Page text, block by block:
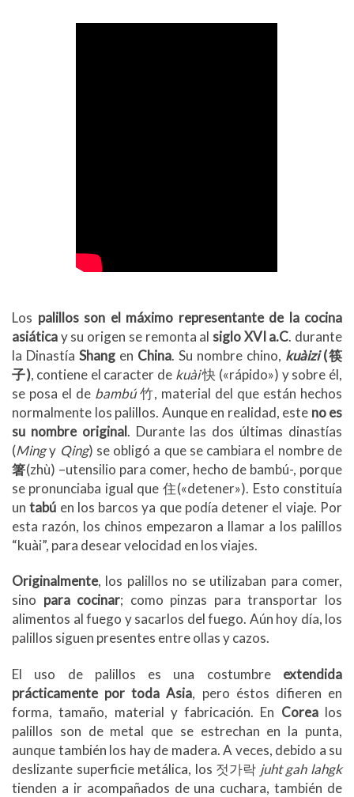
Los palillos son el máximo representante de la cocina
asiáticay su origen se remonta al siglo XVI a.C. durante
la Dinastía Shang en China. Su nombre chino, kuàizi(筷
子), contiene el caracter de kuài快 («rápido») y sobre él,
se posa el de bambú竹, material del que están hechos
normalmente los palillos. Aunque en realidad, este no es
su nombre original. Durante las dos últimas dinastías
(Mingy Qing) se obligó a que se cambiara el nombre de
箸(zhù) –utensilio para comer, hecho de bambú-, porque
se pronunciaba igual que 住(«detener»). Esto constituía
untabú en los barcos ya que podía detener el viaje. Por
esta razón, los chinos empezaron a llamar a los palillos
“kuài”, para desear velocidad en los viajes.
Originalmente, los palillos no se utilizaban para comer,
sino para cocinar; como pinzas para transportar los
alimentos al fuego y sacarlos del fuego. Aún hoy día, los
palillos siguen presentes entre ollas y cazos.
El uso de palillos es una costumbre extendida
prácticamente por toda Asia, pero éstos difieren en
forma, tamaño, material y fabricación. En Corealos
palillos son de metal que se estrechan en la punta,
aunque también los hay de madera. A veces, debido a su
deslizante superficie metálica, los 젓가락 juht gah lahgk
tienden a ir acompañados de una cuchara, también de